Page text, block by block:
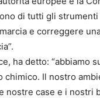
di tutti gli
e correggere
ha detto: “abbiamo
chimico. Il nostro
nostre case e i nostri